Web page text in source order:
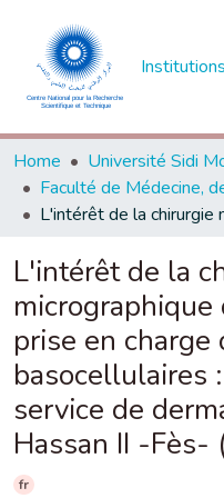
Institutions
Home
L'intérêt de la
prise en charge
basocellulaires
service de
Hassan II -Fès-
fr